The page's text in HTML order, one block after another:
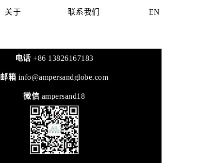
关于 联系我们 EN
电话+86 13826167183
邮箱 info@ampersandglobe.com
微信 ampersand18